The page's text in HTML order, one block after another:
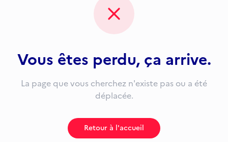
Vous êtes perdu, ça arrive.
La page que vous cherchez n'existe pas ou a été
déplacée.
Retour à l'accueil